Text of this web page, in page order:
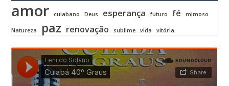
amor cuiabano Deus esperança futuro fé mimoso
Natureza paz renovação sublime vida vitória